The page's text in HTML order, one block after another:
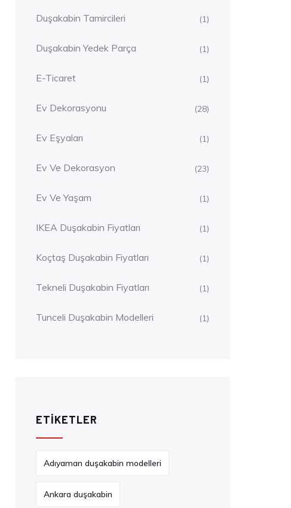
Duşakabin Tamircileri (1)
Duşakabin Yedek Parça (1)
E-Ticaret (1)
Ev Dekorasyonu (28)
Ev Eşyaları (1)
Ev Ve Dekorasyon (23)
Ev Ve Yaşam (1)
IKEA Duşakabin Fiyatları (1)
Koçtaş Duşakabin Fiyatları (1)
Tekneli Duşakabin Fiyatları (1)
Tunceli Duşakabin Modelleri (1)
ETIKETLER
Adıyaman duşakabin modelleri
Ankara duşakabin